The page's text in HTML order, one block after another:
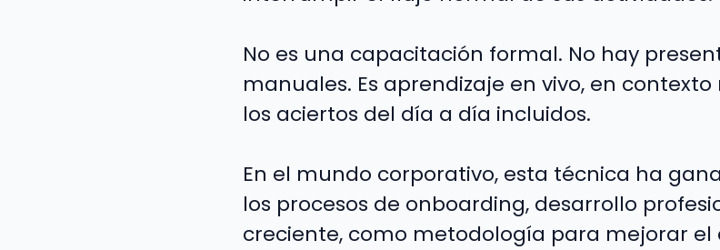
No es una capacitación formal. No hay
manuales. Es aprendizaje en vivo, en
los aciertos del día a día incluidos.
En el mundo corporativo, esta técnica ha
los procesos de onboarding, desarrollo
creciente, como metodología para mejorar el